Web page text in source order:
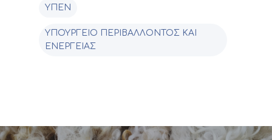
ΥΠΕΝ
ΥΠΟΥΡΓΕΙΟ ΠΕΡΙΒΑΛΛΟΝΤΟΣ ΚΑΙ
ΕΝΕΡΓΕΙΑΣ